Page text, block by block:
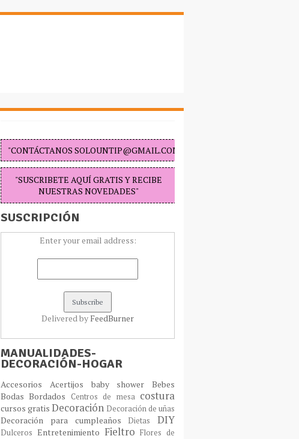
"CONTÁCTANOS SOLOUNTIP@GMAIL.COM "
"SUSCRIBETE AQUÍ GRATIS Y RECIBE
NUESTRAS NOVEDADES"
SUSCRIPCIÓN
Enter your email address:
Delivered by FeedBurner
MANUALIDADES-
DECORACIÓN-HOGAR
Accesorios Acertijos baby shower Bebes
BodasBordados Centros de mesa costura
cursos gratis Decoración Decoración de uñas
Decoración para cumpleaños Dietas DIY
Dulceros Entretenimiento FieltroFlores de